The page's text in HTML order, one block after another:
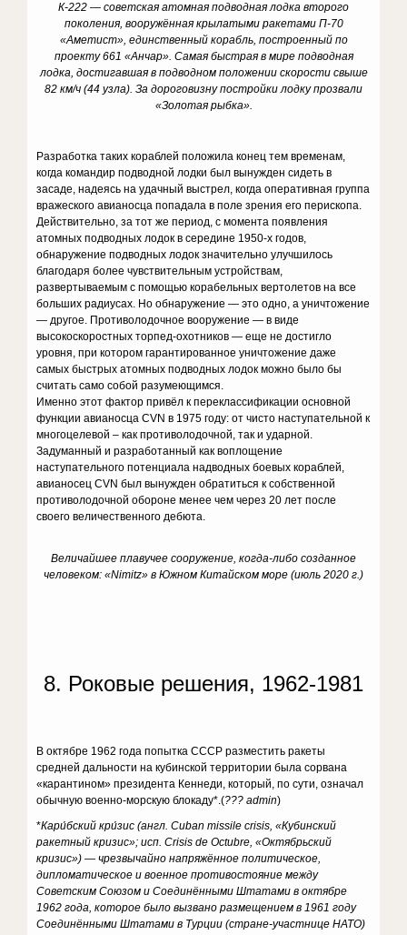
К-222 — советская атомная подводная лодка второго
поколения, вооружённая крылатыми ракетами П-70
«Аметист», единственный корабль, построенный по
проекту 661 «Анчар». Самая быстрая в мире подводная
лодка, достигавшая в подводном положении скорости свыше
82 км/ч (44 узла). За дороговизну постройки лодку прозвали
«Золотая рыбка».
Разработка таких кораблей положила конец тем временам,
когда командир подводной лодки был вынужден сидеть в
засаде, надеясь на удачный выстрел, когда оперативная группа
вражеского авианосца попадала в поле зрения его перископа.
Действительно, за тот же период, с момента появления
атомных подводных лодок в середине 1950-х годов,
обнаружение подводных лодок значительно улучшилось
благодаря более чувствительным устройствам,
развертываемым с помощью корабельных вертолетов на все
больших радиусах. Но обнаружение — это одно, а уничтожение
— другое. Противолодочное вооружение — в виде
высокоскоростных торпед-охотников — еще не достигло
уровня, при котором гарантированное уничтожение даже
самых быстрых атомных подводных лодок можно было бы
считать само собой разумеющимся.
Именно этот фактор привёл к переклассификации основной
функции авианосца CVN в 1975 году: от чисто наступательной к
многоцелевой – как противолодочной, так и ударной.
Задуманный и разработанный как воплощение
наступательного потенциала надводных боевых кораблей,
авианосец CVN был вынужден обратиться к собственной
противолодочной обороне менее чем через 20 лет после
своего величественного дебюта.
Величайшее плавучее сооружение, когда-либо созданное
человеком: «Nimitz» в Южном Китайском море (июль 2020 г.)
8. Роковые решения, 1962-1981
В октябре 1962 года попытка СССР разместить ракеты
средней дальности на кубинской территории была сорвана
«карантином» президента Кеннеди, который, по сути, означал
обычную военно-морскую блокаду*.(??? admin)
*Кари́бский кри́зис (англ. Cuban missile crisis, «Кубинский
ракетный кризис»; исп. Crisis de Octubre, «Октябрьский
кризис») — чрезвычайно напряжённое политическое,
дипломатическое и военное противостояние между
Советским Союзом и Соединёнными Штатами в октябре
1962 года, которое было вызвано размещением в 1961 году
Соединёнными Штатами в Турции (стране-участнице НАТО)